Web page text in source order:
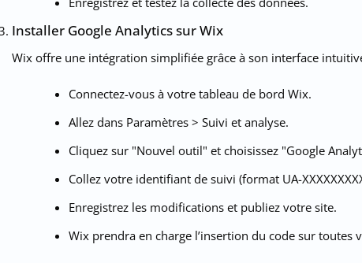
Installer Google Analytics sur Wix
Wix offre une intégration simplifiée grâce à son interface
Connectez-vous à votre tableau de bord Wix.
Allez dans Paramètres > Suivi et analyse.
Cliquez sur "Nouvel outil" et choisissez "Google
Collez votre identifiant de suivi (format UA-
Enregistrez les modifications et publiez votre site.
Wix prendra en charge l’insertion du code sur toutes